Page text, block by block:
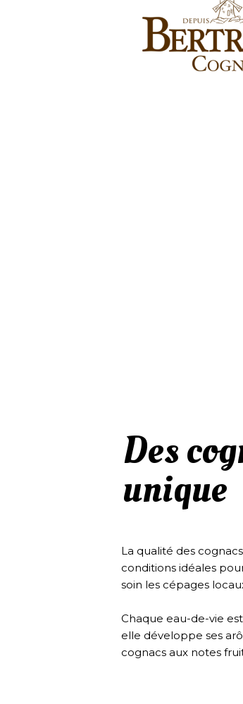
Des
unique
La qualité des
conditions idéales
soin les cépages
Chaque eau-de-vie
elle développe ses
cognacs aux notes